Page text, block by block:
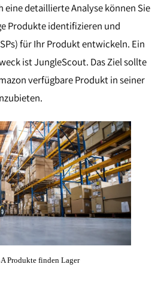
detaillierte Analyse können Sie
Produkte identifizieren und
für Ihr Produkt entwickeln. Ein
ist JungleScout. Das Ziel sollte
verfügbare Produkt in seiner
Produkte finden Lager